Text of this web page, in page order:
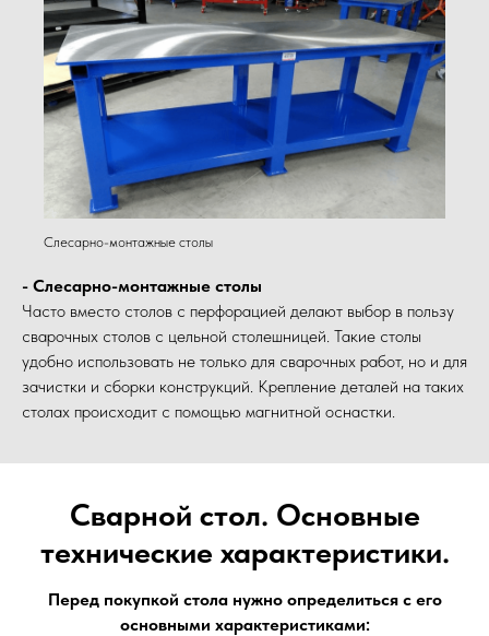
Слесарно-монтажные столы
- Слесарно-монтажные столы
Часто вместо столов с перфорацией делают выбор в пользу
сварочных столов с цельной столешницей. Такие столы
удобно использовать не только для сварочных работ, но и для
зачистки и сборки конструкций. Крепление деталей на таких
столах происходит с помощью магнитной оснастки.
Сварной стол. Основные
технические характеристики.
Перед покупкой стола нужно определиться с его
основными характеристиками: